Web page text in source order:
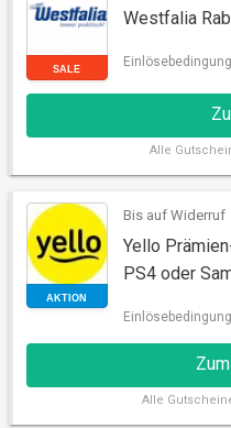
SALE
Westfalia
Alle
Bis auf Widerruf
Yello
PS4 oder
Alle